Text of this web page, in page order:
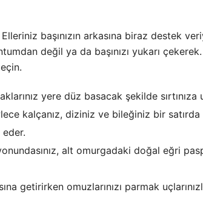
başınızın arkasına biraz destek
değil ya da başınızı yukarı çekerek.
yere düz basacak şekilde
kalçanız, diziniz ve bileğiniz bir
alt omurgadaki doğal eğri
getirirken omuzlarınızı parmak